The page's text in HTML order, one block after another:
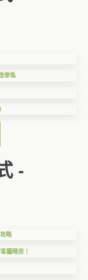
傢俬
-
略
廳睡房！